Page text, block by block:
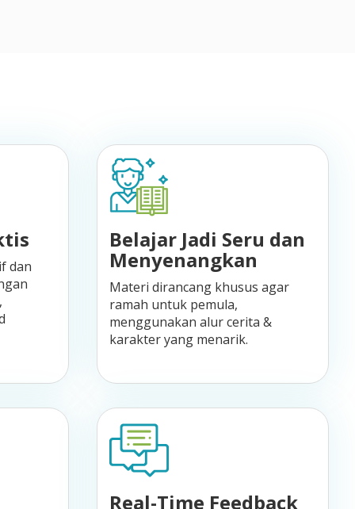
dan
Belajar Jadi Seru dan
Menyenangkan
Materi dirancang khusus agar
ramah untuk pemula,
menggunakan alur cerita &
karakter yang menarik.
Real-Time Feedback